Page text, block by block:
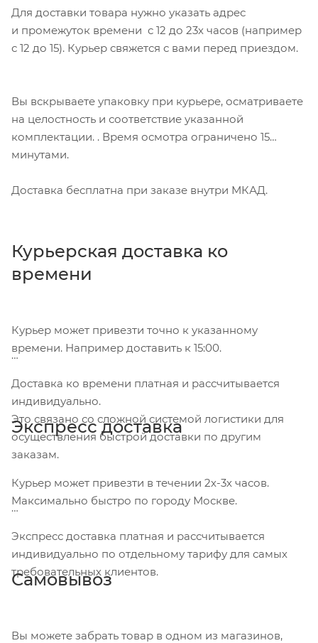
Для доставки товара нужно указать адрес
и промежуток времени с 12 до 23х часов (например
с 12 до 15). Курьер свяжется с вами перед приездом.
Вы вскрываете упаковку при курьере, осматриваете
на целостность и соответствие указанной
комплектации. . Время осмотра ограничено 15
минутами.
Доставка бесплатна при заказе внутри МКАД.
Курьерская доставка ко
времени
Курьер может привезти точно к указанному
времени. Например доставить к 15:00.
Доставка ко времени платная и рассчитывается
индивидуально.
Это связано со сложной системой логистики для
осуществления быстрой доставки по другим
заказам.
Экспресс доставка
Курьер может привезти в течении 2х-3х часов.
Максимально быстро по городу Москве.
Экспресс доставка платная и рассчитывается
индивидуально по отдельному тарифу для самых
требовательных клиентов.
Самовывоз
Вы можете забрать товар в одном из магазинов,